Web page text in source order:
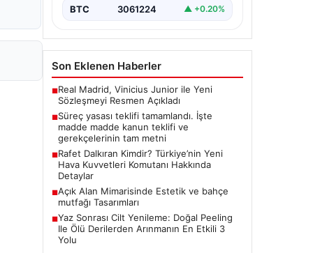
BTC 3061224 ▲ +0.20%
Son Eklenen Haberler
■Real Madrid, Vinicius Junior ile Yeni
Sözleşmeyi Resmen Açıkladı
■Süreç yasası teklifi tamamlandı. İşte
madde madde kanun teklifi ve
gerekçelerinin tam metni
■Rafet Dalkıran Kimdir? Türkiye’nin Yeni
Hava Kuvvetleri Komutanı Hakkında
Detaylar
■Açık Alan Mimarisinde Estetik ve bahçe
mutfağı Tasarımları
■Yaz Sonrası Cilt Yenileme: Doğal Peeling
Ile Ölü Derilerden Arınmanın En Etkili 3
Yolu